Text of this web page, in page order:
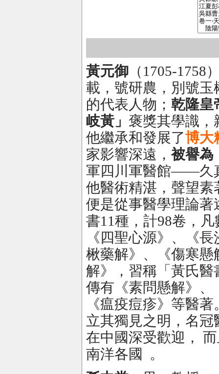
黃元御（1705-1758
載，號研農，別號
的代表人物； 乾隆皇
岐黃」 褒獎其學識，
他繼承和發展了博大
家影響深遠，被譽為
軍四川軍醫館——久
他醫術精湛，聲望
便是從事醫學理論著
書11種，計98卷，
《四聖心源》、《
楸藥解》、《傷寒
解》，習稱「黃氏
傳有《素問懸解》
《瘟疫痘疹》等醫
立其獨見之明，名
在中國深受歡迎，
南洋各國 。